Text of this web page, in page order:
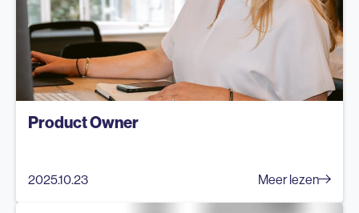
Product Owner
2025.10.23 Meer lezen